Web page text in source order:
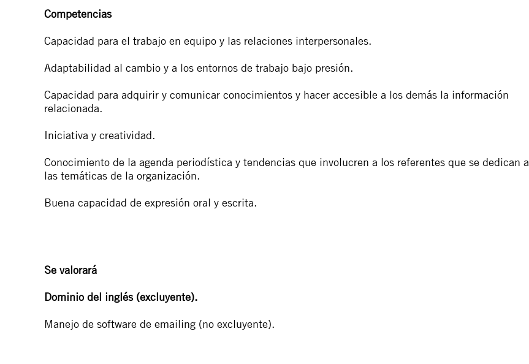
Competencias
Capacidad para el trabajo en equipo y las relaciones interpersonales.
Adaptabilidad al cambio y a los entornos de trabajo bajo presión.
Capacidad para adquirir y comunicar conocimientos y hacer accesible a los demás la información
relacionada.
Iniciativa y creatividad.
Conocimiento de la agenda periodística y tendencias que involucren a los referentes que se dedican a
las temáticas de la organización.
Buena capacidad de expresión oral y escrita.
Se valorará
Dominio del inglés (excluyente).
Manejo de software de emailing (no excluyente).